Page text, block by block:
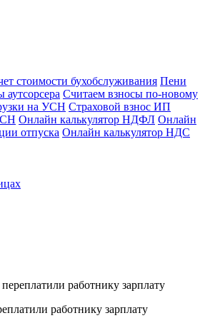
стоимости бухобслуживания Пени
аутсорсера Считаем взносы по-новому
на УСН Страховой взнос ИП
Онлайн калькулятор НДФЛ Онлайн
отпуска Онлайн калькулятор НДС
работнику зарплату